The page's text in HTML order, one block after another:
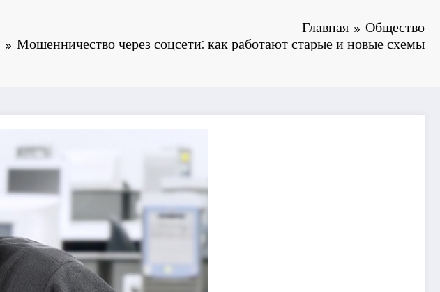
Главная
Общество
Мошенничество через соцсети: как работают старые и новые схемы